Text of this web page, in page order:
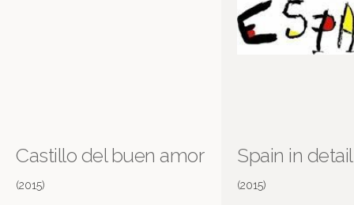
Castillo del buen amor
(2015)
Spain in detail
(2015)